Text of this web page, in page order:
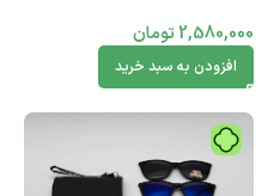
2,580,000 تومان
افزودن به سبد خرید